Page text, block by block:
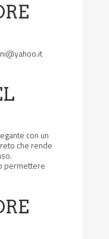
con un
che rende
permettere